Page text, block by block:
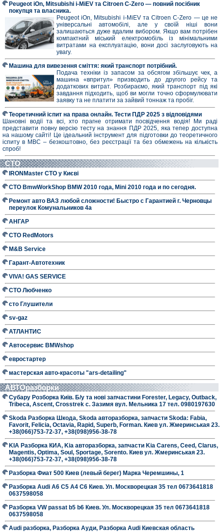
Peugeot iOn, Mitsubishi i-MiEV та Citroen C-Zero — повний посібник
покупця та власника.
Peugeot iOn, Mitsubishi i-MiEV та Citroen C-Zero — це не
універсальні автомобілі, але у своїй ніші вони
залишаються дуже вдалим вибором. Якщо вам потрібен
компактний міський електромобіль із мінімальними
витратами на експлуатацію, вони досі заслуговують на
увагу.
Машина для вивезення сміття: який транспорт потрібний.
Подача техніки із запасом за обсягом збільшує чек, а
машина «впритул» призводить до другого рейсу та
додаткових витрат. Розбираємо, який транспорт під які
завдання підходить, щоб ви могли точно сформулювати
заявку та не платити за зайвий тоннаж та пробіг.
Теоретичний іспит на права онлайн. Тести ПДР 2025 з відповідями
Шановні водії та всі, хто прагне отримати посвідчення водія! Ми раді
представити повну версію тесту на знання ПДР 2025, яка тепер доступна
на нашому сайті! Це ідеальний інструмент для підготовки до теоретичного
іспиту в МВС – безкоштовно, без реєстрації та без обмежень на кількість
спроб!
СТО
IRONMaster СТО у Києві
СТО BmwWorkShop BMW 2010 года, Mini 2010 года и по сегодня.
Ремонт авто ВАЗ любой сложности! Быстро с Гарантией г. Черновцы
переулок Комунальников 4а
АНГАР
СТО RedMotors
M&B Service
Гарант-Автотехник
VIVA! GAS SERVICE
СТО Любченко
сто Глушители
sv-gaz
АТЛАНТИС
Автосервис BMWshop
евростартер
мастерская авто-красоты "ars-detailing"
АВТОразборки
Субару Розборка Київ. Б/у та нові запчастини Forester, Legacy, Outback,
Tribeca, Ascent, Crosstrek с. Зазимя вул. Мельника 17 тел. 0980197630
Skoda Разборка Шкода, Skoda авторазборка, запчасти Skoda: Fabia,
Favorit, Felicia, Octavia, Rapid, Superb, Forman. Киев ул. Жмеринськая 23.
+38(066)753-72-37, +38(098)956-38-78
KIA Разборка КИА, Kia авторазборка, запчасти Kia Carens, Ceed, Clarus,
Magentis, Optima, Soul, Sportage, Sorento. Киев ул. Жмеринськая 23.
+38(066)753-72-37, +38(098)956-38-78
Разборка Фиат 500 Киев (левый берег) Марка Черемшины, 1
Разборка Audi A6 C5 A4 C6 Киев. Ул. Москворецкая 35 тел 0673641818
0637598058
Разборка VW passat b5 b6 Киев. Ул. Москворецкая 35 тел 0673641818
0637598058
Audi разборка, Разборка Ауди, Разборка Audi Киевская область